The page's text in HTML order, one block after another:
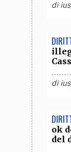
di
di
ok
del